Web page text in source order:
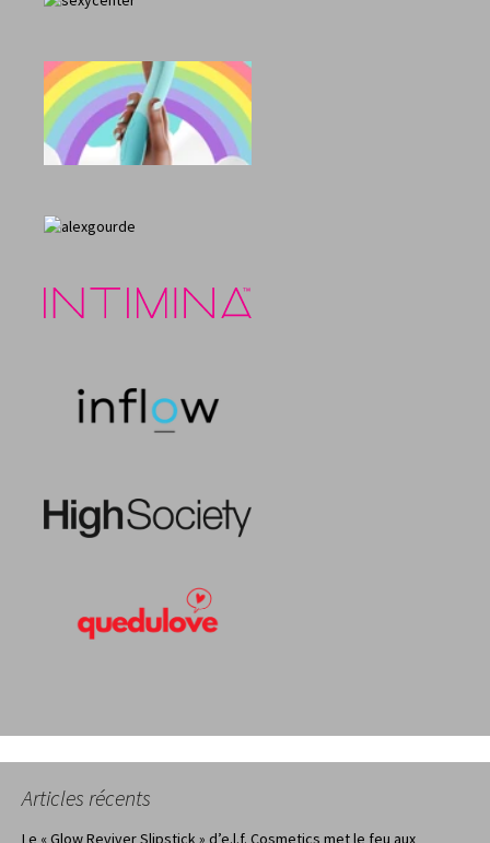
Articles récents
Le « Glow Reviver Slipstick » d’e.l.f. Cosmetics met le feu aux